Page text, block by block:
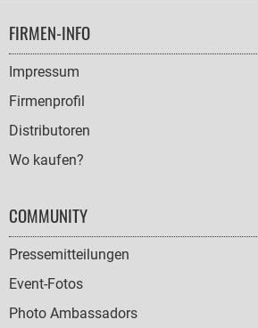
FOOTER
NAVIGATION
FIRMEN-INFO
Impressum
Firmenprofil
Distributoren
Wo kaufen?
COMMUNITY
Pressemitteilungen
Event-Fotos
Photo Ambassadors